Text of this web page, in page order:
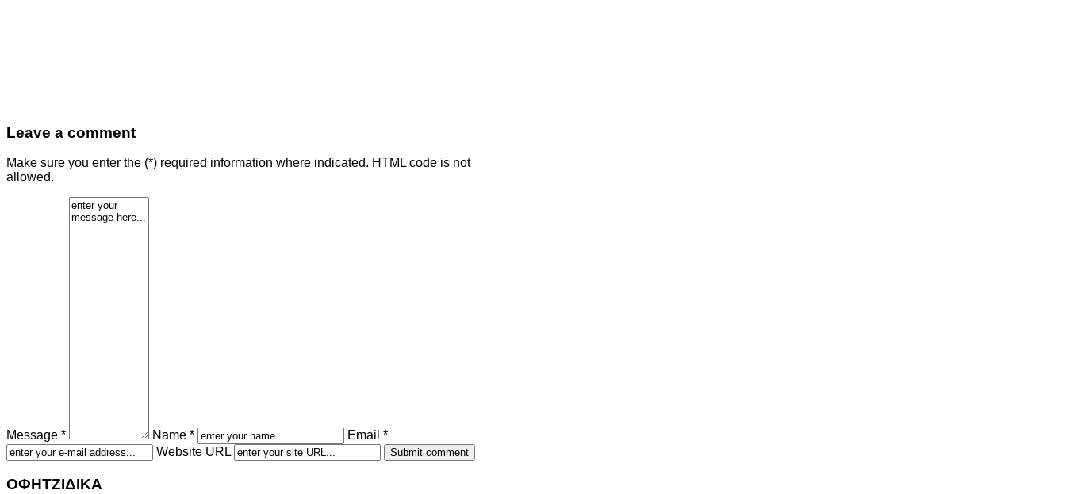
Leave a comment
Make sure you enter the (*) required information where indicated. HTML code is not
allowed.
Message * Name *
Email *
Website URL
ΟΦΗΤΖΙΔΙΚΑ